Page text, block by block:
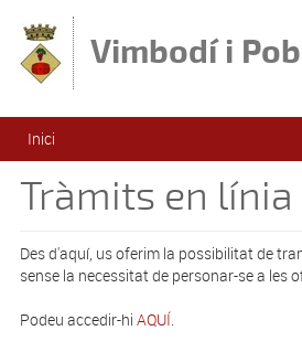
Vimbodí i
Esteu aquí
Inici
Tràmits en línia
Des d'aquí, us oferim la possibilitat de
sense la necessitat de personar-se a les
Podeu accedir-hi AQUÍ.